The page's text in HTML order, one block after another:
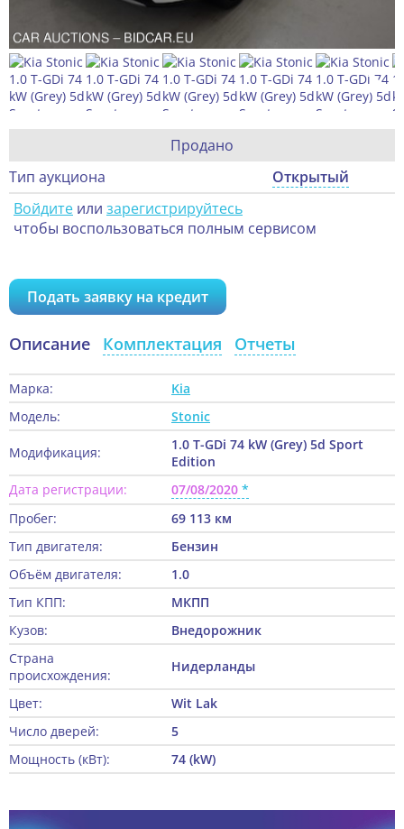
Продано
Тип аукциона
Открытый
Войдите или зарегистрируйтесь
чтобы воспользоваться полным сервисом
Подать заявку на кредит
Описание Комплектация Отчеты
Марка:
Kia
Модель:
Stonic
Модификация:
1.0 T-GDi 74 kW (Grey) 5d Sport
Edition
Дата регистрации:
07/08/2020
Пробег:
69 113 км
Тип двигателя:
Бензин
Объём двигателя:
1.0
Тип КПП:
МКПП
Кузов:
Внедорожник
Страна
происхождения:
Нидерланды
Цвет:
Wit Lak
Число дверей:
5
Мощность (кВт):
74 (kW)